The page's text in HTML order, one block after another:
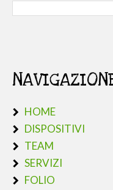
HOME
DISPOSITIVI
TEAM
SERVIZI
FOLIO